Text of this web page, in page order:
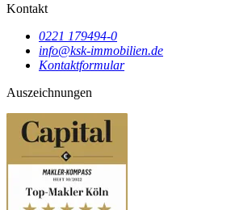
Kontakt
0221 179494-0
info@ksk-immobilien.de
Kontaktformular
Auszeichnungen